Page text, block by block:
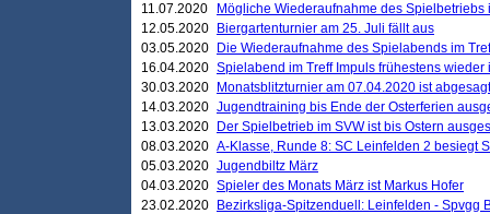
11.07.2020
Mögliche Wiederaufnahme des Spielbetriebs
12.05.2020
Biergartenturnier am 25. Juli fällt aus
03.05.2020
Die Wiederaufnahme des Spielabends im
16.04.2020 Spielabend im Treff Impuls frühestens wieder
30.03.2020
Monatsblitzturnier am 07.04.2020 ist abgesagt
14.03.2020 Jugendtraining bis Ende der Osterferien
13.03.2020
Der Spielbetrieb im SVW ist bis Ostern
08.03.2020 A-Klasse, Runde 8: SC Leinfelden 2 besiegt
05.03.2020 Jugendbiltz März
04.03.2020 Spieler des Monats März ist Markus Hofer
23.02.2020
Bezirksliga-Spitzenduell: Leinfelden - Spvgg